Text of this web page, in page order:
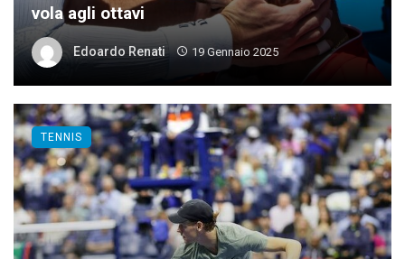
vola agli ottavi
Edoardo Renati 19 Gennaio 2025
TENNIS